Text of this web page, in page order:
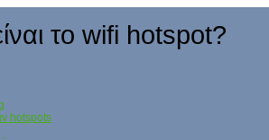
το wifi hotspot?
hotspots